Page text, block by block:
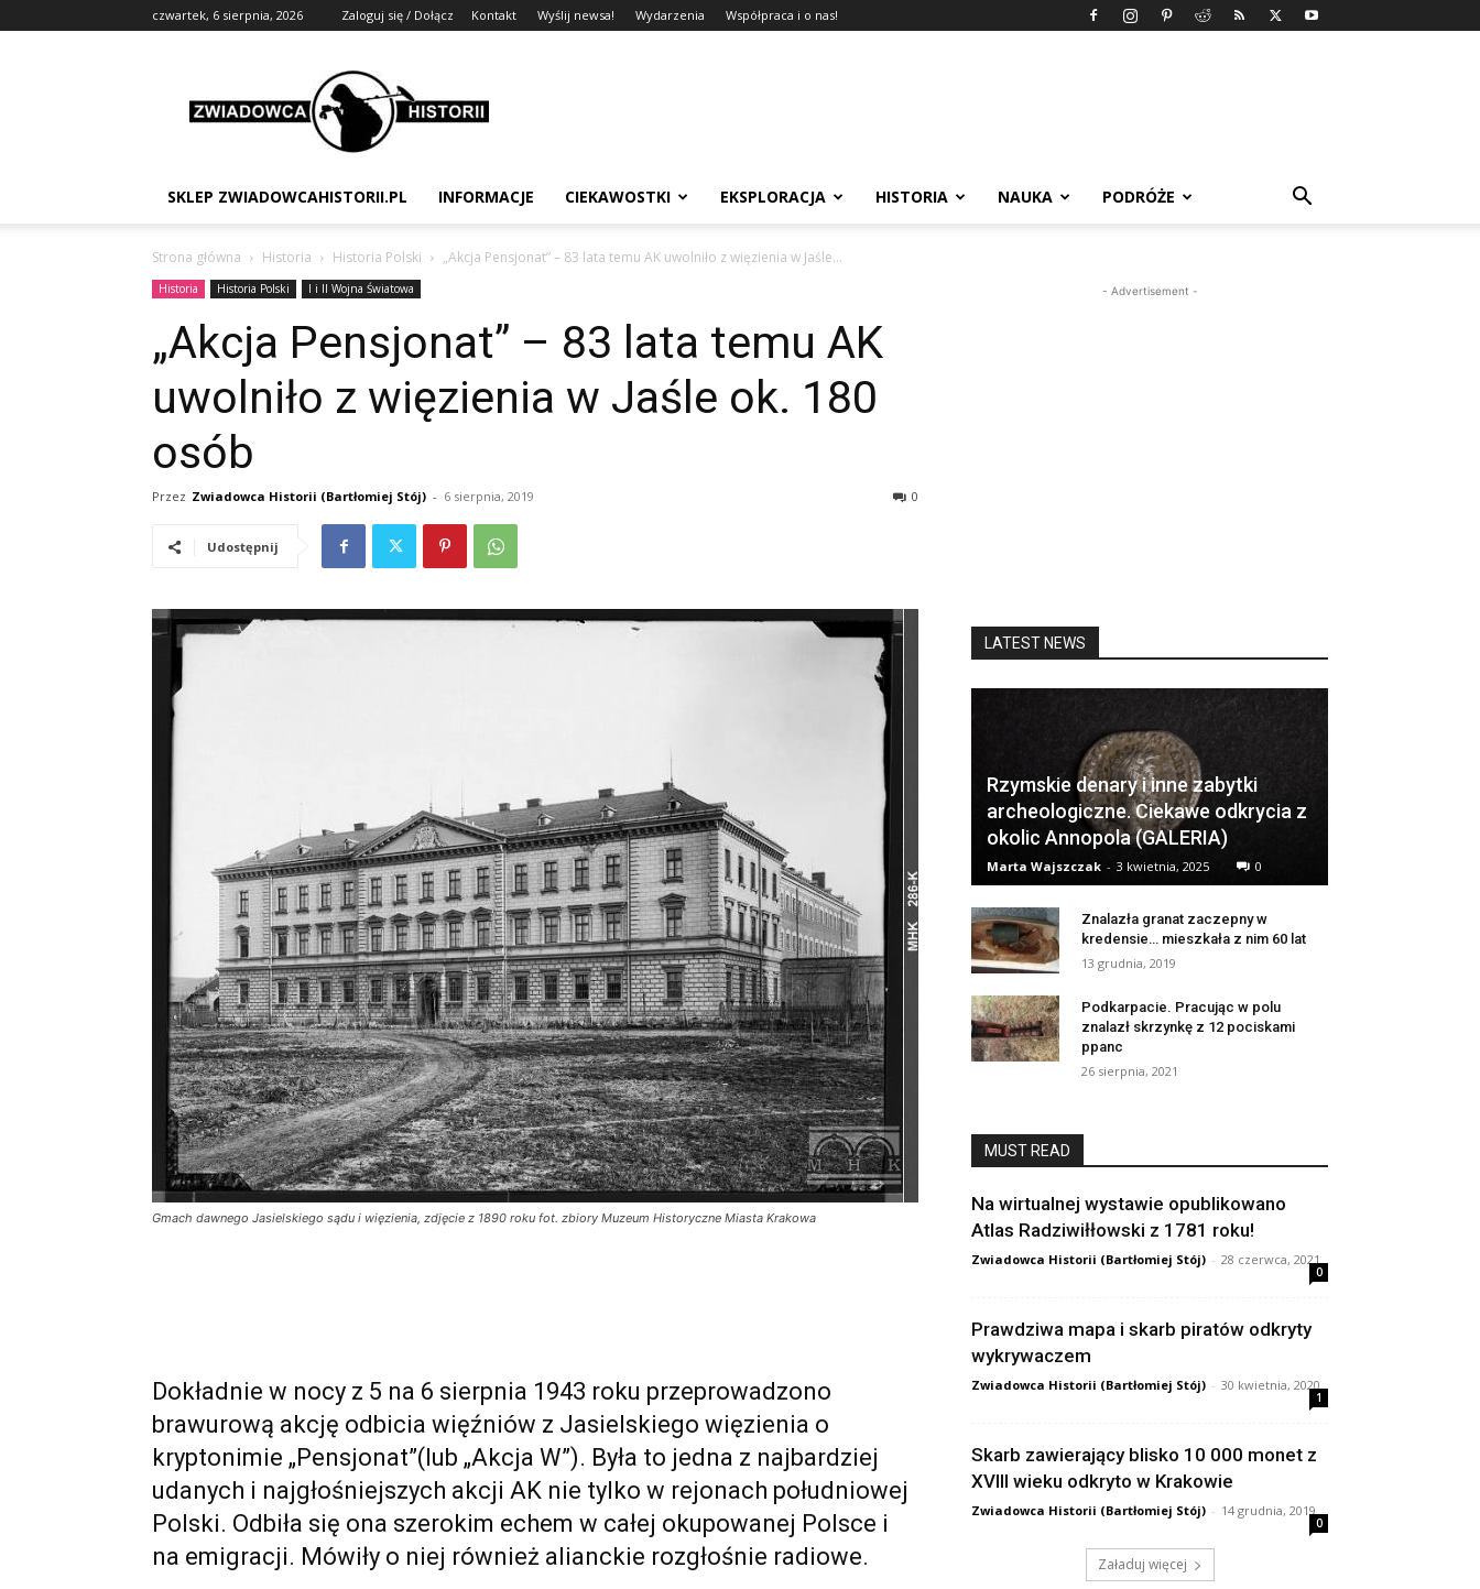
czwartek, 6 sierpnia, 2026 Zaloguj się / Dołącz Kontakt Wyślij newsa! Wydarzenia Współpraca i o nas!
Zwiadowca
Historii
SKLEP ZWIADOWCAHISTORII.PL INFORMACJE CIEKAWOSTKI EKSPLORACJA HISTORIA NAUKA PODRÓŻE
Strona główna Historia Historia Polski „Akcja Pensjonat” – 83 lata temu AK uwolniło z więzienia w Jaśle...
Historia Historia Polski I i II Wojna Światowa
„Akcja Pensjonat” – 83 lata temu AK
uwolniło z więzienia w Jaśle ok. 180
osób
Przez Zwiadowca Historii (Bartłomiej Stój) - 6 sierpnia, 2019 0
Udostępnij
Gmach dawnego Jasielskiego sądu i więzienia, zdjęcie z 1890 roku fot. zbiory Muzeum Historyczne Miasta Krakowa
Dokładnie w nocy z 5 na 6 sierpnia 1943 roku przeprowadzono
brawurową akcję odbicia więźniów z Jasielskiego więzienia o
kryptonimie „Pensjonat”(lub „Akcja W”). Była to jedna z najbardziej
udanych i najgłośniejszych akcji AK nie tylko w rejonach południowej
Polski. Odbiła się ona szerokim echem w całej okupowanej Polsce i
na emigracji. Mówiły o niej również alianckie rozgłośnie radiowe.
- Advertisement -
LATEST NEWS
Rzymskie denary i inne zabytki
archeologiczne. Ciekawe odkrycia z
okolic Annopola (GALERIA)
Marta Wajszczak - 3 kwietnia, 2025 0
Znalazła granat zaczepny w
kredensie… mieszkała z nim 60 lat
13 grudnia, 2019
Podkarpacie. Pracując w polu
znalazł skrzynkę z 12 pociskami
ppanc
26 sierpnia, 2021
MUST READ
Na wirtualnej wystawie opublikowano
Atlas Radziwiłłowski z 1781 roku!
Zwiadowca Historii (Bartłomiej Stój) - 28 czerwca, 2021
0
Prawdziwa mapa i skarb piratów odkryty
wykrywaczem
Zwiadowca Historii (Bartłomiej Stój) - 30 kwietnia, 2020
1
Skarb zawierający blisko 10 000 monet z
XVIII wieku odkryto w Krakowie
Zwiadowca Historii (Bartłomiej Stój) - 14 grudnia, 2019
0
Załaduj więcej